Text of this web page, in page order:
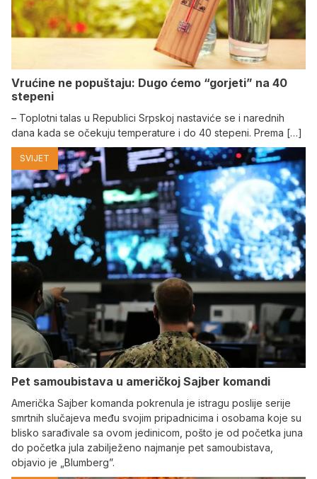
Vrućine ne popuštaju: Dugo ćemo “gorjeti” na 40
stepeni
– Toplotni talas u Republici Srpskoj nastaviće se i narednih
dana kada se očekuju temperature i do 40 stepeni. Prema […]
SVIJET
Pet samoubistava u američkoj Sajber komandi
Američka Sajber komanda pokrenula je istragu poslije serije
smrtnih slučajeva među svojim pripadnicima i osobama koje su
blisko sarađivale sa ovom jedinicom, pošto je od početka juna
do početka jula zabilježeno najmanje pet samoubistava,
objavio je „Blumberg”.